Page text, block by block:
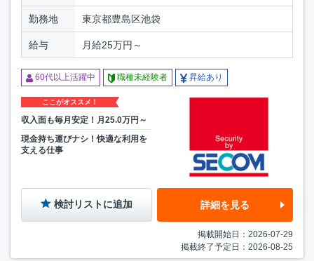
勤務地 東京都豊島区池袋
給与 月給25万円～
60代以上活躍中 職種未経験者 昇給あり
ここがオススメ！
収入面も毎月安定！月25.0万円～
現金持ち運びナシ！快適な利用を
支える仕事
検討リストに追加 詳細を見る
掲載開始日：2026-07-29
掲載終了予定日：2026-08-25